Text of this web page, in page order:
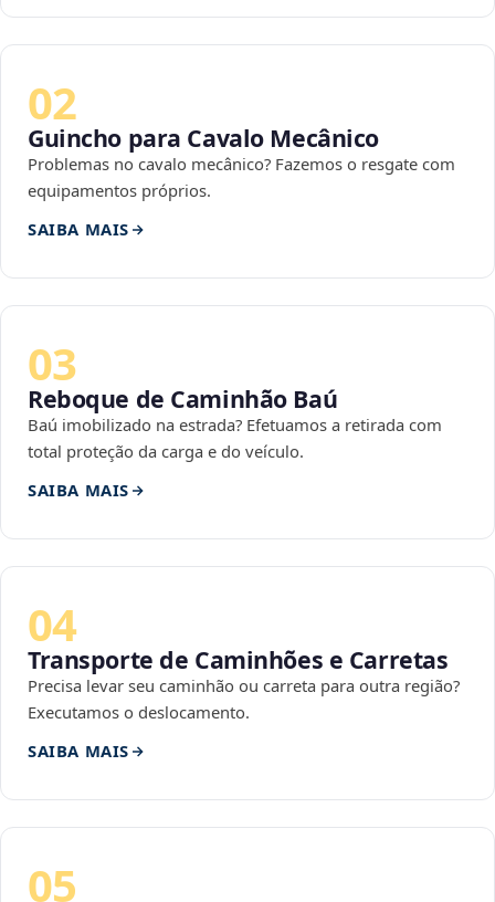
02
Guincho para Cavalo Mecânico
Problemas no cavalo mecânico? Fazemos o resgate com
equipamentos próprios.
SAIBA MAIS
03
Reboque de Caminhão Baú
Baú imobilizado na estrada? Efetuamos a retirada com
total proteção da carga e do veículo.
SAIBA MAIS
04
Transporte de Caminhões e Carretas
Precisa levar seu caminhão ou carreta para outra região?
Executamos o deslocamento.
SAIBA MAIS
05